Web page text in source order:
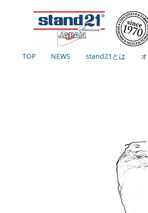
TOP NEWS stand21とは